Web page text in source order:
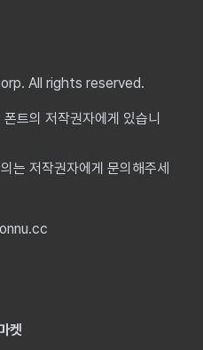
All rights reserved.
트의 저작권자에게 있습니
는 저작권자에게 문의해주세
켓